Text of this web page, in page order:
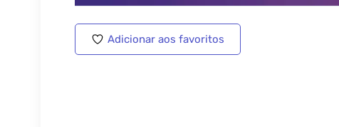
Adicionar aos favoritos